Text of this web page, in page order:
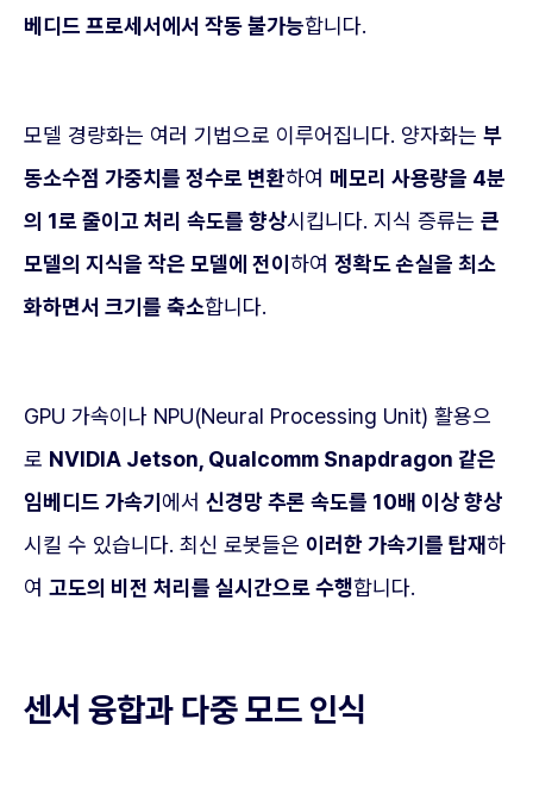
베디드 프로세서에서 작동 불가능합니다.
모델 경량화는 여러 기법으로 이루어집니다. 양자화는 부
동소수점 가중치를 정수로 변환하여 메모리 사용량을 4분
의 1로 줄이고 처리 속도를 향상시킵니다. 지식 증류는 큰
모델의 지식을 작은 모델에 전이 하여 정확도 손실을 최소
화하면서 크기를 축소합니다.
GPU 가속이나 NPU(Neural Processing Unit) 활용으
로 NVIDIA Jetson, Qualcomm Snapdragon 같은
임베디드 가속기 에서 신경망 추론 속도를 10배 이상 향상
시킬 수 있습니다. 최신 로봇들은 이러한 가속기를 탑재하
여 고도의 비전 처리를 실시간으로 수행합니다.
센서 융합과 다중 모드 인식